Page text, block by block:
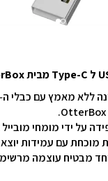
על ידי מומחי
מוכחת עם עמידות
מבטיח עוצמה